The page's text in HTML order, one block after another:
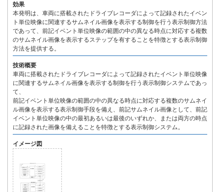
効果
本発明は、車両に搭載されたドライブレコーダによって記録されたイベン
ト単位映像に関連するサムネイル画像を表示する制御を行う表示制御方法
であって、前記イベント単位映像の範囲の中の異なる時点に対応する複数
のサムネイル画像を表示するステップを有することを特徴とする表示制御
方法を提供する。
技術概要
車両に搭載されたドライブレコーダによって記録されたイベント単位映像
に関連するサムネイル画像を表示する制御を行う表示制御システムであっ
て、
前記イベント単位映像の範囲の中の異なる時点に対応する複数のサムネイ
ル画像を表示する表示制御手段を備え、前記サムネイル画像として、前記
イベント単位映像の中の最初あるいは最後のいずれか、または両方の時点
に記録された画像を備えることを特徴とする表示制御システム。
イメージ図